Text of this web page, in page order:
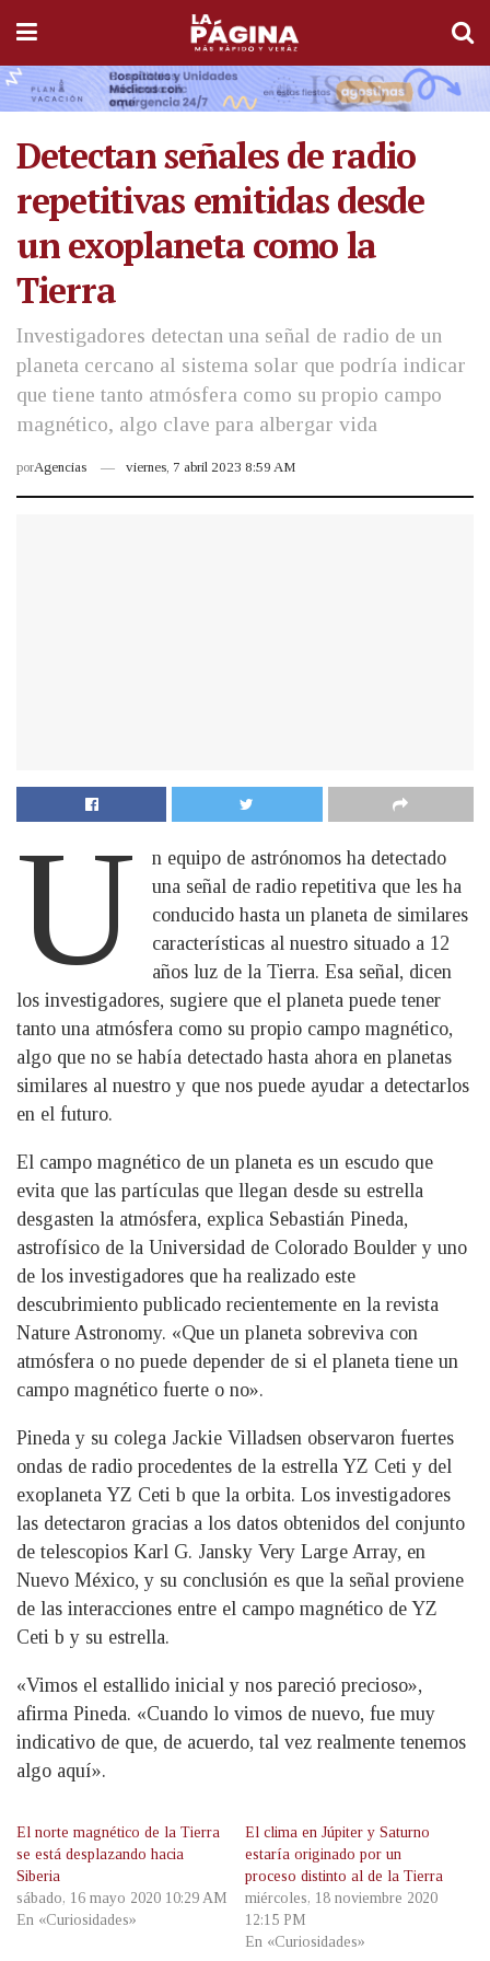
Detectan señales de radio
repetitivas emitidas desde
un exoplaneta como la
Tierra
Investigadores detectan una señal de radio de un
planeta cercano al sistema solar que podría indicar
que tiene tanto atmósfera como su propio campo
magnético, algo clave para albergar vida
porAgencias viernes, 7 abril 2023 8:59 AM
U
n equipo de astrónomos ha detectado
una señal de radio repetitiva que les ha
conducido hasta un planeta de similares
características al nuestro situado a 12
años luz de la Tierra. Esa señal, dicen
los investigadores, sugiere que el planeta puede tener
tanto una atmósfera como su propio campo magnético,
algo que no se había detectado hasta ahora en planetas
similares al nuestro y que nos puede ayudar a detectarlos
en el futuro.
El campo magnético de un planeta es un escudo que
evita que las partículas que llegan desde su estrella
desgasten la atmósfera, explica Sebastián Pineda,
astrofísico de la Universidad de Colorado Boulder y uno
de los investigadores que ha realizado este
descubrimiento publicado recientemente en la revista
Nature Astronomy. «Que un planeta sobreviva con
atmósfera o no puede depender de si el planeta tiene un
campo magnético fuerte o no».
Pineda y su colega Jackie Villadsen observaron fuertes
ondas de radio procedentes de la estrella YZ Ceti y del
exoplaneta YZ Ceti b que la orbita. Los investigadores
las detectaron gracias a los datos obtenidos del conjunto
de telescopios Karl G. Jansky Very Large Array, en
Nuevo México, y su conclusión es que la señal proviene
de las interacciones entre el campo magnético de YZ
Ceti b y su estrella.
«Vimos el estallido inicial y nos pareció precioso»,
afirma Pineda. «Cuando lo vimos de nuevo, fue muy
indicativo de que, de acuerdo, tal vez realmente tenemos
algo aquí».
El norte magnético de la Tierra
se está desplazando hacia
Siberia
sábado, 16 mayo 2020 10:29 AM
En «Curiosidades»
El clima en Júpiter y Saturno
estaría originado por un
proceso distinto al de la Tierra
miércoles, 18 noviembre 2020
12:15 PM
En «Curiosidades»